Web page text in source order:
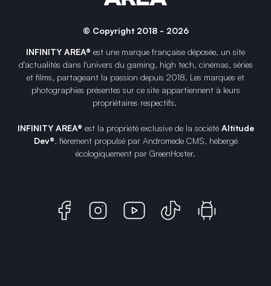
© Copyright 2018 - 2026
INFINITY AREA® est une marque française déposée, un site
d'actualités dans l'univers du gaming, high tech, cinémas, séries
et films, partageant la passion depuis 2018. Les marques et
photographies présentes sur ce site appartiennent à leurs
propriétaires respectifs.
INFINITY AREA® est la propriété exclusive de la société Altitude
Dev®, fièrement propulsé par Andromede CMS, hébergé
écologiquement par GreenHoster.